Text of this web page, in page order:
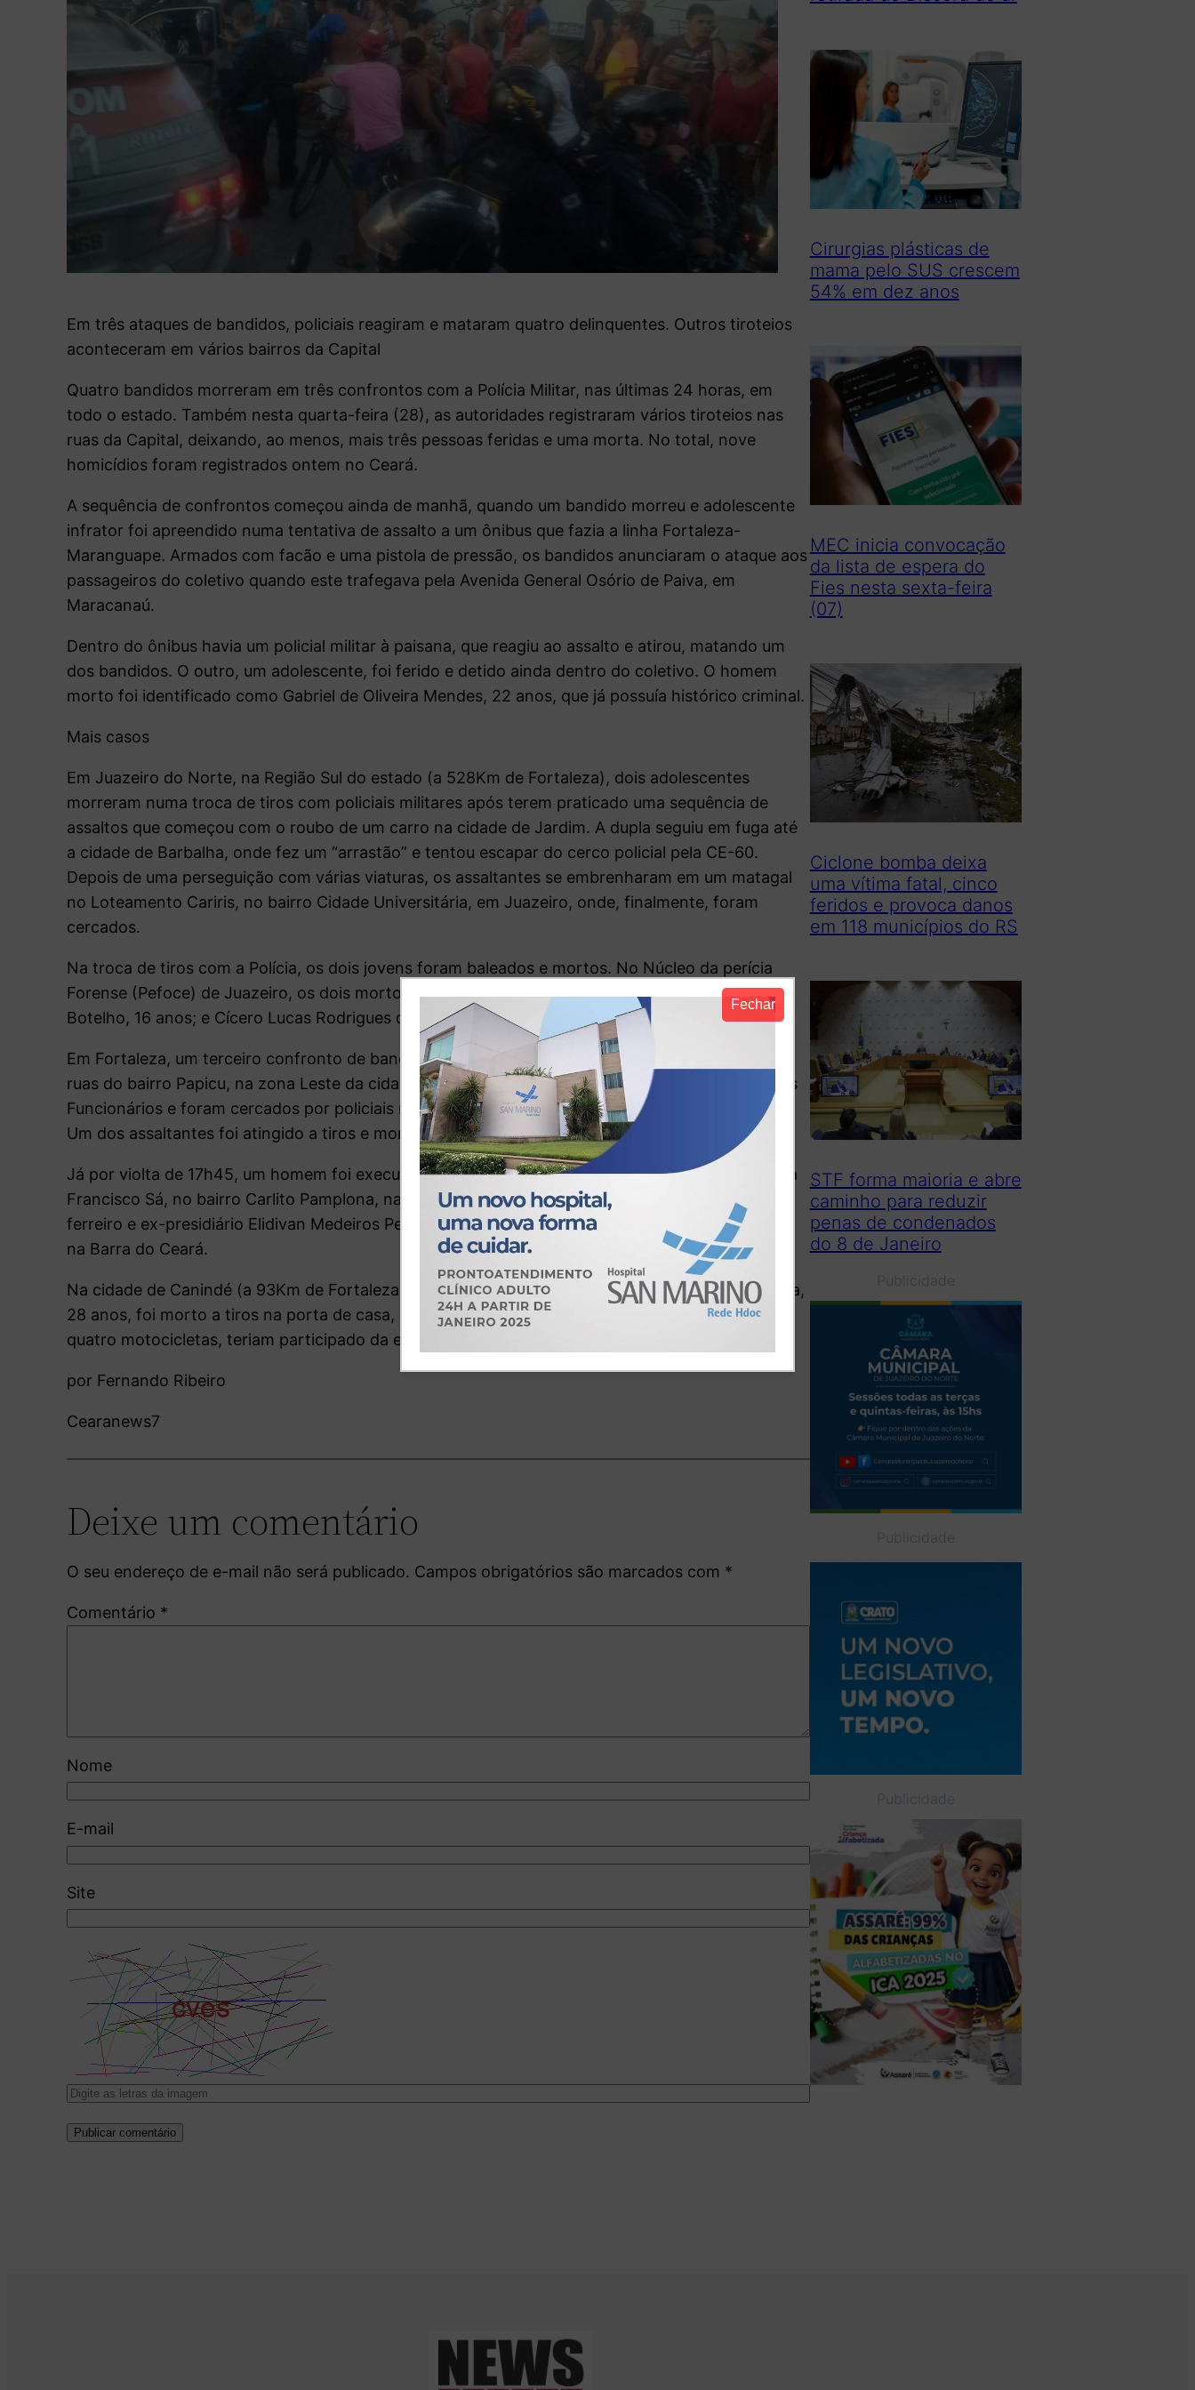
Fechar
Em três ataques de bandidos, policiais reagiram e mataram quatro delinquentes. Outros tiroteios
aconteceram em vários bairros da Capital
Quatro bandidos morreram em três confrontos com a Polícia Militar, nas últimas 24 horas, em
todo o estado. Também nesta quarta-feira (28), as autoridades registraram vários tiroteios nas
ruas da Capital, deixando, ao menos, mais três pessoas feridas e uma morta. No total, nove
homicídios foram registrados ontem no Ceará.
A sequência de confrontos começou ainda de manhã, quando um bandido morreu e adolescente
infrator foi apreendido numa tentativa de assalto a um ônibus que fazia a linha Fortaleza-
Maranguape. Armados com facão e uma pistola de pressão, os bandidos anunciaram o ataque aos
passageiros do coletivo quando este trafegava pela Avenida General Osório de Paiva, em
Maracanaú.
Dentro do ônibus havia um policial militar à paisana, que reagiu ao assalto e atirou, matando um
dos bandidos. O outro, um adolescente, foi ferido e detido ainda dentro do coletivo. O homem
morto foi identificado como Gabriel de Oliveira Mendes, 22 anos, que já possuía histórico criminal.
Mais casos
Em Juazeiro do Norte, na Região Sul do estado (a 528Km de Fortaleza), dois adolescentes
morreram numa troca de tiros com policiais militares após terem praticado uma sequência de
assaltos que começou com o roubo de um carro na cidade de Jardim. A dupla seguiu em fuga até
a cidade de Barbalha, onde fez um “arrastão” e tentou escapar do cerco policial pela CE-60.
Depois de uma perseguição com várias viaturas, os assaltantes se embrenharam em um matagal
no Loteamento Cariris, no bairro Cidade Universitária, em Juazeiro, onde, finalmente, foram
cercados.
Na troca de tiros com a Polícia, os dois jovens foram baleados e mortos. No Núcleo da perícia
Forense (Pefoce) de Juazeiro, os dois mortos foram identificados como Kaio Vinícius Rodrigues
Botelho, 16 anos; e Cícero Lucas Rodrigues de Lima, 17 anos.
Em Fortaleza, um terceiro confronto de bandidos com a Polícia aconteceu no fim da tarde nas
ruas do bairro Papicu, na zona Leste da cidade. Bandidos roubaram um automóvel na Cidade dos
Funcionários e foram cercados por policiais na Rua Gilberto Studart, onde aconteceu o tiroteio.
Um dos assaltantes foi atingido a tiros e morreu no local. Um PM e uma criança ficaram feridos.
Já por violta de 17h45, um homem foi executado, a tiros, na calçada de um shopping, na Avenida
Francisco Sá, no bairro Carlito Pamplona, na zona Oeste da Capita, sendo identificado como o
ferreiro e ex-presidiário Elidivan Medeiros Pereira, 33 anos, residente na comunidade Goiabeiras,
na Barra do Ceará.
Na cidade de Canindé (a 93Km de Fortaleza), outro ex-presidiário, Francisco de Assis Silva Sousa,
28 anos, foi morto a tiros na porta de casa, no bairro Cachoeira da Pasta. Oito homens, em
quatro motocicletas, teriam participado da execução sumária.
por Fernando Ribeiro
Cearanews7
Deixe um comentário
O seu endereço de e-mail não será publicado. Campos obrigatórios são marcados com *
Comentário *
Nome
E-mail
Site
Cirurgias plásticas de
mama pelo SUS crescem
54% em dez anos
MEC inicia convocação
da lista de espera do
Fies nesta sexta-feira
(07)
Ciclone bomba deixa
uma vítima fatal, cinco
feridos e provoca danos
em 118 municípios do RS
STF forma maioria e abre
caminho para reduzir
penas de condenados
do 8 de Janeiro
Publicidade
Publicidade
Publicidade